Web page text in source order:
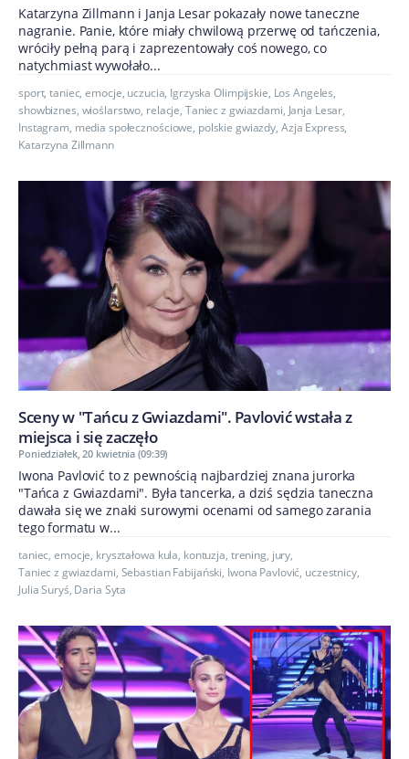
Katarzyna Zillmann i Janja Lesar pokazały nowe taneczne
nagranie. Panie, które miały chwilową przerwę od tańczenia,
wróciły pełną parą i zaprezentowały coś nowego, co
natychmiast wywołało...
sport,taniec,emocje, uczucia, Igrzyska Olimpijskie, Los Angeles,
showbiznes, wioślarstwo, relacje, Taniec z gwiazdami, Janja Lesar,
Instagram, media społecznościowe, polskie gwiazdy, Azja Express,
Katarzyna Zillmann
Sceny w "Tańcu z Gwiazdami". Pavlović wstała z
miejsca i się zaczęło
Poniedziałek, 20 kwietnia (09:39)
Iwona Pavlović to z pewnością najbardziej znana jurorka
"Tańca z Gwiazdami". Była tancerka, a dziś sędzia taneczna
dawała się we znaki surowymi ocenami od samego zarania
tego formatu w...
taniec,emocje, kryształowa kula, kontuzja, trening, jury,
Taniec z gwiazdami, Sebastian Fabijański, Iwona Pavlović, uczestnicy,
Julia Suryś, Daria Syta